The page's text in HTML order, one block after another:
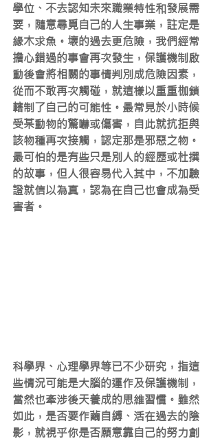
學位、不去認知未來職業特性和發展需
要，隨意尋覓自己的人生事業，註定是
緣木求魚。壞的過去更危險，我們經常
擔心錯過的事會再次發生，保護機制啟
動後會將相關的事情判別成危險因素，
從而不敢再次觸碰，就這樣以重重枷鎖
轄制了自己的可能性。最常見於小時候
受某動物的驚嚇或傷害，自此就抗拒與
該物種再次接觸，認定那是邪惡之物。
最可怕的是有些只是別人的經歷或杜撰
的故事，但人很容易代入其中，不加驗
證就信以為真，認為在自己也會成為受
害者。
科學界、心理學界等已不少研究，指這
些情況可能是大腦的運作及保護機制，
當然也牽涉後天養成的思維習慣。雖然
如此，是否要作繭自縛、活在過去的陰
影，就視乎你是否願意靠自己的努力創